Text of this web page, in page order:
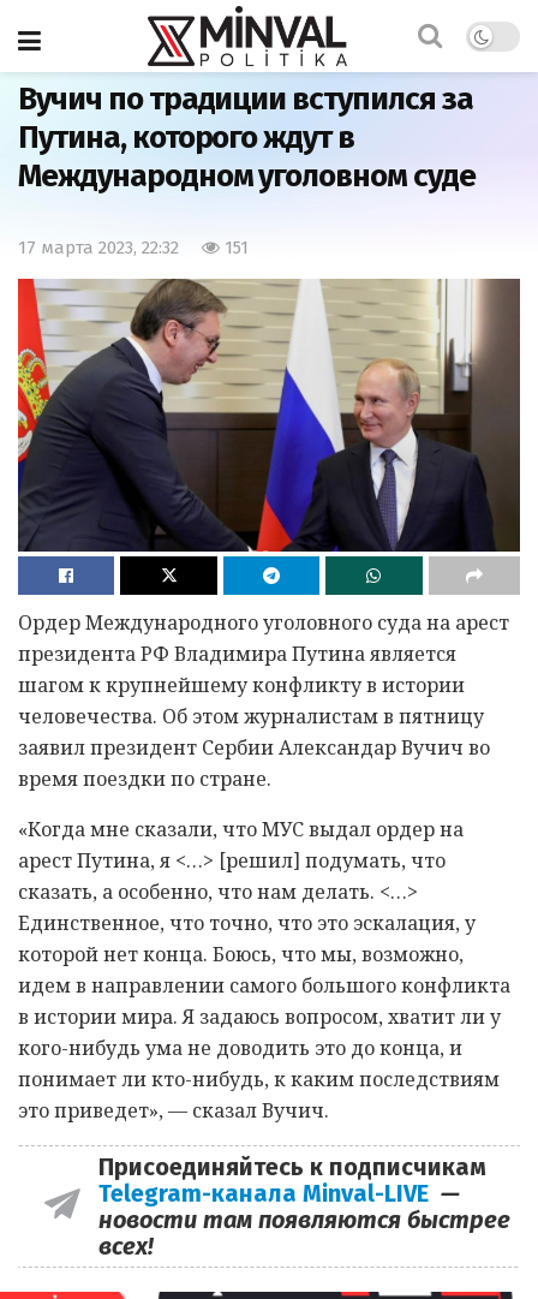
Главная Странности
Вучич по традиции вступился за
Путина, которого ждут в
Международном уголовном суде
17 марта 2023, 22:32 151
Ордер Международного уголовного суда на арест
президента РФ Владимира Путина является
шагом к крупнейшему конфликту в истории
человечества. Об этом журналистам в пятницу
заявил президент Сербии Александар Вучич во
время поездки по стране.
«Когда мне сказали, что МУС выдал ордер на
арест Путина, я <…> [решил] подумать, что
сказать, а особенно, что нам делать. <…>
Единственное, что точно, что это эскалация, у
которой нет конца. Боюсь, что мы, возможно,
идем в направлении самого большого конфликта
в истории мира. Я задаюсь вопросом, хватит ли у
кого-нибудь ума не доводить это до конца, и
понимает ли кто-нибудь, к каким последствиям
это приведет», — сказал Вучич.
Присоединяйтесь к подписчикам
Telegram-канала Minval-LIVE —
новости там появляются быстрее
всех!